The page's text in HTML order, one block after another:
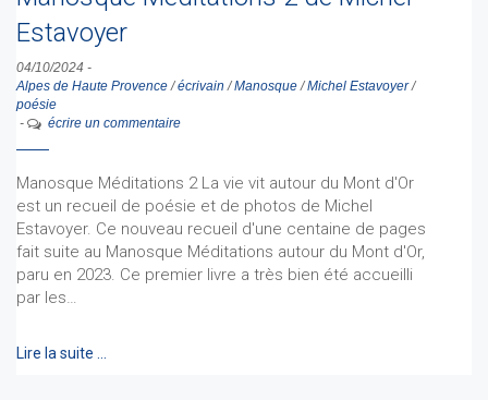
Estavoyer
04/10/2024 -
Alpes de Haute Provence/écrivain /Manosque/Michel Estavoyer/
poésie
-
écrire un commentaire
Manosque Méditations 2 La vie vit autour du Mont d'Or
est un recueil de poésie et de photos de Michel
Estavoyer. Ce nouveau recueil d'une centaine de pages
fait suite au Manosque Méditations autour du Mont d'Or,
paru en 2023. Ce premier livre a très bien été accueilli
par les…
Lire la suite …